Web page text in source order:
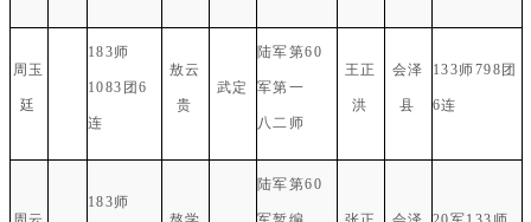
周玉
廷
183师
1083团6
连
敖云
贵
武定
陆军第60
军第一
八二师
王正
洪
会泽
县
133师798团
6连
183师
陆军第60